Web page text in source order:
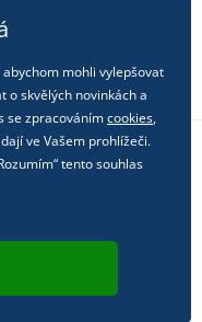
sítích
mohli vylepšovat
o skvělých novinkách a
se zpracovánímcookies,
ve Vašem prohlížeči.
tento souhlas